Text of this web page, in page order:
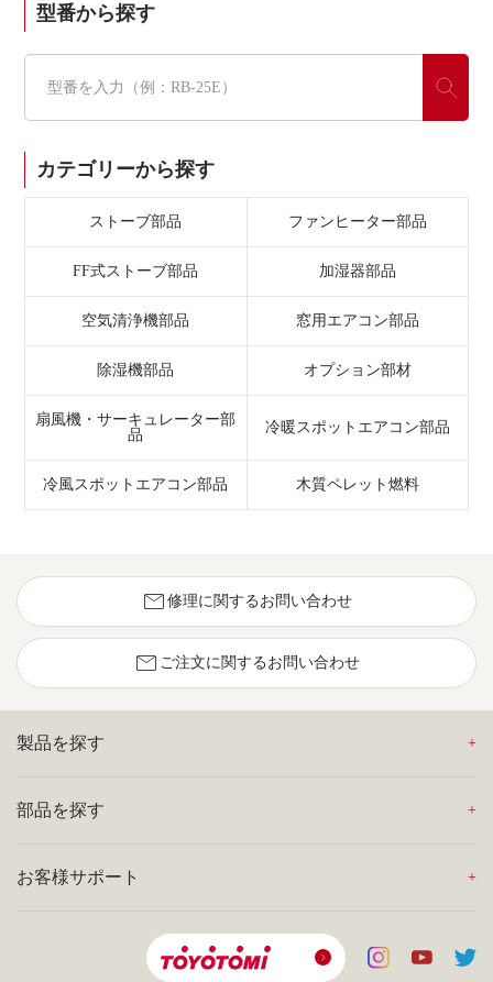
型番から探す
カテゴリーから探す
ストーブ部品 ファンヒーター部品
FF式ストーブ部品 加湿器部品
空気清浄機部品 窓用エアコン部品
除湿機部品 オプション部材
扇風機・サーキュレーター部
品
冷暖スポットエアコン部品
冷風スポットエアコン部品 木質ペレット燃料
mail 修理に関するお問い合わせ
mail ご注文に関するお問い合わせ
製品を探す
部品を探す
お客様サポート